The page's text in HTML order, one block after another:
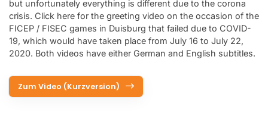
but unfortunately everything is different due to the corona
crisis. Click here for the greeting video on the occasion of the
FICEP / FISEC games in Duisburg that failed due to COVID-
19, which would have taken place from July 16 to July 22,
2020. Both videos have either German and English subtitles.
Zum Video (Kurzversion)